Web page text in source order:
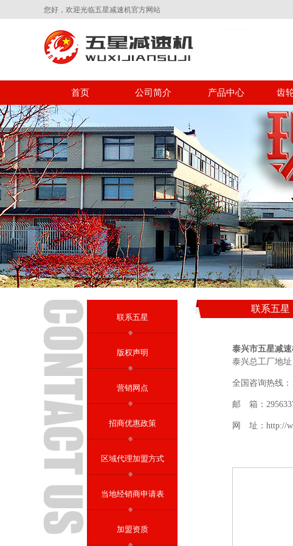
您好，欢迎光临五星减速机官方网站
首页 公司简介 产品中心 齿
联系五星
版权声明
营销网点
招商优惠政策
区域代理加盟方式
当地经销商申请表
加盟资质
联系五星
泰兴市五星减速
泰兴总工厂地
全国咨询热线：
邮 箱：
网 址： http://